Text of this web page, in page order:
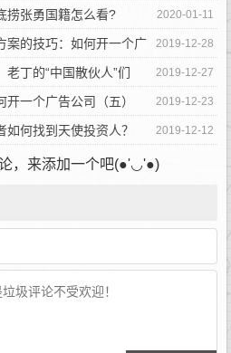
2020-01-11
捞张勇国籍怎么看?
2019-12-28
案的技巧：如何开一个广
2019-12-27
丁的“中国散伙人”们
2019-12-23
一个广告公司（五）
2019-12-12
何找到天使投资人？
，来添加一个吧(●'◡'●)